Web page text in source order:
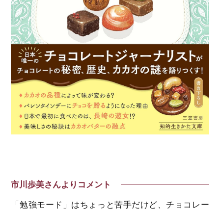
市川歩美さんよりコメント
「勉強モード」はちょっと苦手だけど、チョコレー